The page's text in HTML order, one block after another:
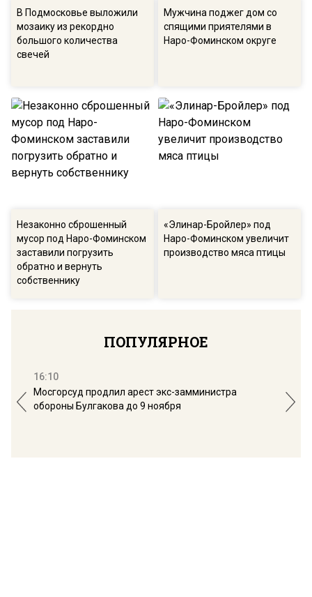
В Подмосковье выложили
мозаику из рекордно
большого количества
свечей
Мужчина поджег дом со
спящими приятелями в
Наро-Фоминском округе
Незаконно сброшенный
мусор под Наро-Фоминском
заставили погрузить
обратно и вернуть
собственнику
«Элинар-Бройлер» под
Наро-Фоминском увеличит
производство мяса птицы
ПОПУЛЯРНОЕ
16:10
Мосгорсуд продлил арест экс-замминистра
обороны Булгакова до 9 ноября